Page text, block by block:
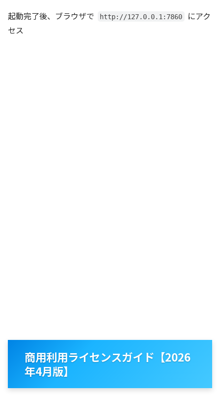
起動完了後、ブラウザで http://127.0.0.1:7860
にアク
セス
商用利用ライセンスガイド【2026
年4月版】